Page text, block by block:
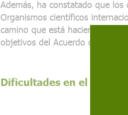
Además, ha constatado que
Organismos científicos
camino que está haciendo la
objetivos del Acuerdo de París.
Dificultades en el cambio